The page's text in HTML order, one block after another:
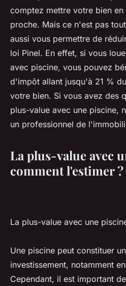
comptez mettre votre bien en
proche. Mais ce n'est pas
aussi vous permettre de
loi Pinel. En effet, si vous
avec piscine, vous pouvez
d'impôt allant jusqu'à 21 %
votre bien. Si vous avez des
plus-value avec une piscine,
un professionnel de
La plus-value avec
comment l'estimer ?
La plus-value avec une
Une piscine peut constituer
investissement, notamment
Cependant, il est important